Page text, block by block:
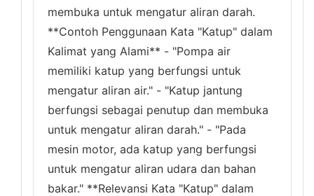
membuka untuk mengatur aliran darah.
**Contoh Penggunaan Kata "Katup" dalam
Kalimat yang Alami** - "Pompa air
memiliki katup yang berfungsi untuk
mengatur aliran air." - "Katup jantung
berfungsi sebagai penutup dan membuka
untuk mengatur aliran darah." - "Pada
mesin motor, ada katup yang berfungsi
untuk mengatur aliran udara dan bahan
bakar." **Relevansi Kata "Katup" dalam